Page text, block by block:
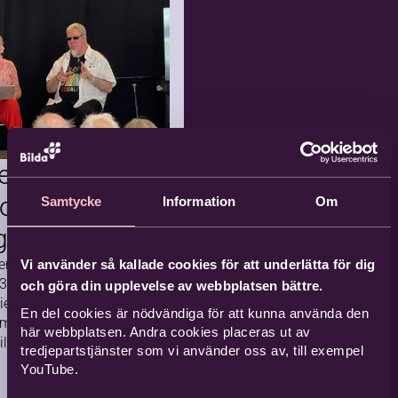
Samtycke Information Om
Vi använder så kallade cookies för att underlätta för dig
och göra din upplevelse av webbplatsen bättre.
En del cookies är nödvändiga för att kunna använda den
här webbplatsen. Andra cookies placeras ut av
tredjepartstjänster som vi använder oss av, till exempel
YouTube.
jobba
8-
17
16 tillfä
llen
… 6
7
10
… 17
i
med
2025 arrangerades
kulturarrangemang i
Bilda.
om tro, samhälle
Ett av dem tog